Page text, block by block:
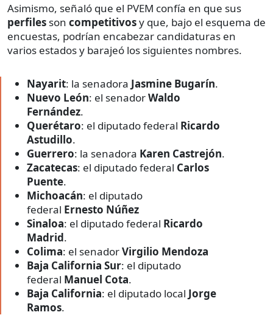
Asimismo, señaló que el PVEM confía en que sus
perfiles son competitivosy que, bajo el esquema de
encuestas, podrían encabezar candidaturas en
varios estados y barajeó los siguientes nombres.
Nayarit: la senadora Jasmine Bugarín.
Nuevo León: el senadorWaldo
Fernández.
Querétaro: el diputado federal Ricardo
Astudillo.
Guerrero: la senadora Karen Castrejón.
Zacatecas: el diputado federal Carlos
Puente.
Michoacán: el diputado
federal Ernesto Núñez
Sinaloa: el diputado federal Ricardo
Madrid.
Colima: el senadorVirgilio Mendoza
Baja California Sur: el diputado
federal Manuel Cota.
Baja California: el diputado local Jorge
Ramos.